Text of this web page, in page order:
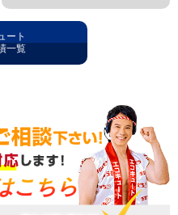
ート
一覧
こちら